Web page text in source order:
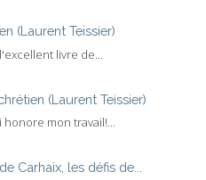
(Laurent Teissier)
livre de...
(Laurent Teissier)
mon travail!...
Carhaix, les défis de...